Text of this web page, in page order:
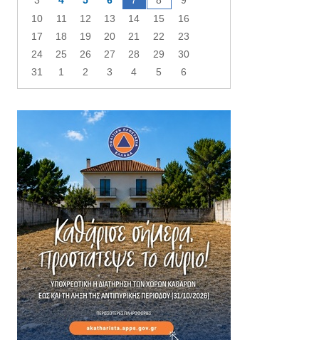
10
11 12 13 14 15
16
17
18 19 20 21 22
23
24
25 26 27 28 29
30
31
1 2 3 4 5 6